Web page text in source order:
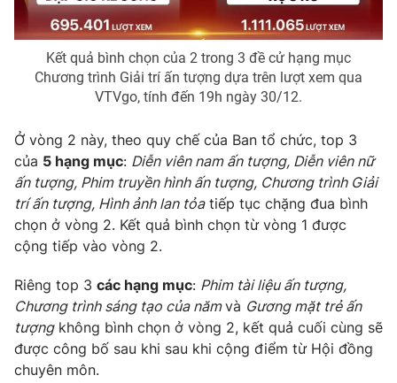
Emagazine Podcast
Photo Infographic
VTV Money VTV Thể thao
VTV Sức khoẻ Bất động sản
VTV4 Vươn mình bằng AI
VTV9
Kết quả bình chọn của 2 trong 3 đề cử hạng mục
Chương trình Giải trí ấn tượng dựa trên lượt xem qua
VTVgo, tính đến 19h ngày 30/12.
Ở vòng 2 này, theo quy chế của Ban tổ chức, top 3
của 5 hạng mục: Diễn viên nam ấn tượng, Diễn viên nữ
ấn tượng, Phim truyền hình ấn tượng, Chương trình Giải
trí ấn tượng, Hình ảnh lan tỏatiếp tục chặng đua bình
chọn ở vòng 2. Kết quả bình chọn từ vòng 1 được
cộng tiếp vào vòng 2.
Riêng top 3 các hạng mục: Phim tài liệu ấn tượng,
Chương trình sáng tạo của nămvà Gương mặt trẻ ấn
tượngkhông bình chọn ở vòng 2, kết quả cuối cùng sẽ
được công bố sau khi sau khi cộng điểm từ Hội đồng
chuyên môn.